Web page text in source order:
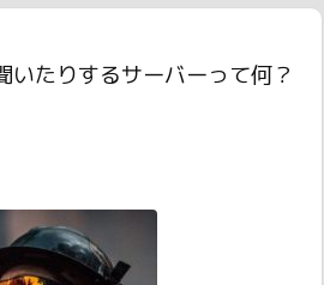
いたりするサーバーって何？